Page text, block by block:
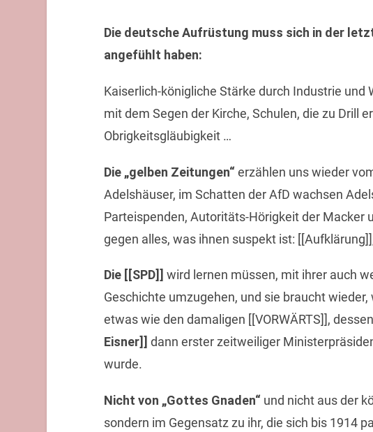
Die deutsche Aufrüstung muss sich in der
angefühlt haben:
Kaiserlich-königliche Stärke durch Industrie
mit dem Segen der Kirche, Schulen, die zu Drill
Obrigkeitsgläubigkeit …
Die „gelben Zeitungen“ erzählen uns wieder
Adelshäuser, im Schatten der AfD wachsen
Parteispenden, Autoritäts-Hörigkeit der Macker
gegen alles, was ihnen suspekt ist:
Die [[SPD]] wird lernen müssen, mit ihrer auch
Geschichte umzugehen, und sie braucht
etwas wie den damaligen [[VORWÄRTS]],
Eisner]] dann erster zeitweiliger
wurde.
Nicht von „Gottes Gnaden“ und nicht aus der
sondern im Gegensatz zu ihr, die sich bis 1914